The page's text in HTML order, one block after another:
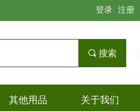
登录 注册
其他用品 关于我们
끠 搜索